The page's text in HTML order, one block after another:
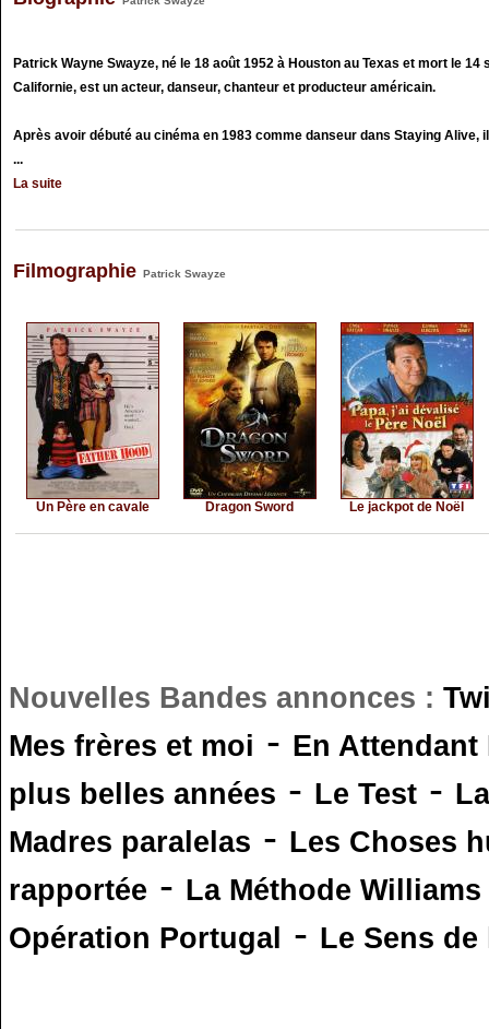
Patrick Wayne Swayze, né le 18 août 1952 à Houston au Texas et mort le
Californie, est un acteur, danseur, chanteur et producteur américain.
Après avoir débuté au cinéma en 1983 comme danseur dans Staying Alive,
...
La suite
Filmographie Patrick Swayze
Un Père en cavale Dragon Sword Le jackpot de Noël
Nouvelles Bandes annonces :
Mes frères et moi - En
plus belles années - Le Test -
Madres paralelas - Les Choses
rapportée - La Méthode Williams
Opération Portugal - Le Sens